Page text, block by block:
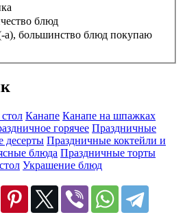
блюд
а), большинство блюд покупаю
Канапе Канапе на шпажках
горячее Праздничные
десерты Праздничные коктейли и
блюда Праздничные торты
Украшение блюд